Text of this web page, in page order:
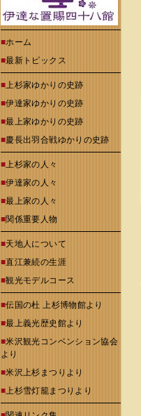
■ホーム
■最新トピックス
■上杉家ゆかりの史跡
■伊達家ゆかりの史跡
■最上家ゆかりの史跡
■慶長出羽合戦ゆかりの史跡
■上杉家の人々
■伊達家の人々
■最上家の人々
■関係重要人物
■天地人について
■直江兼続の生涯
■観光モデルコース
■伝国の杜 上杉博物館より
■最上義光歴史館より
■米沢観光コンベンション協会
より
■米沢上杉まつりより
■上杉雪灯籠まつりより